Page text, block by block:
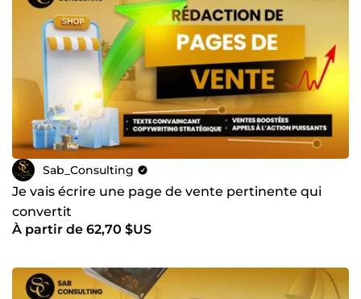
Sab_Consulting
Je vais écrire une page de vente pertinente qui
convertit
À partir de 62,70 $US